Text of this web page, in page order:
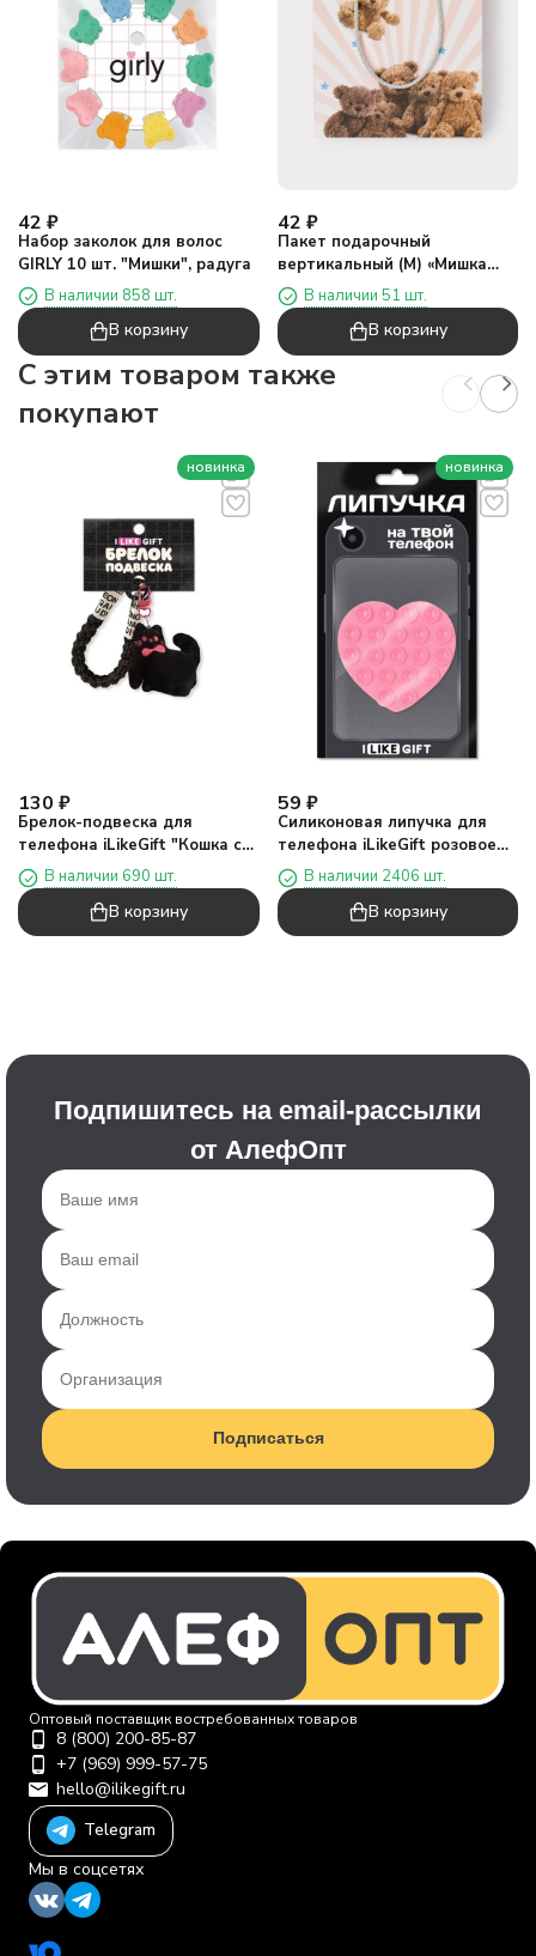
42 ₽
Набор заколок для волос
GIRLY 10 шт. "Мишки", радуга
В наличии 858 шт.
В корзину
42 ₽
Пакет подарочный
вертикальный (М) «Мишка
день первый», микс
(19,5*24,5*9,5)
В наличии 51 шт.
В корзину
C этим товаром также
покупают
новинка
130 ₽
Брелок-подвеска для
телефона iLikeGift "Кошка с
бантом", 17 х 6 см
В наличии 690 шт.
В корзину
новинка
59 ₽
Силиконовая липучка для
телефона iLikeGift розовое
сердце (7,2 х 6,8 см)
В наличии 2406 шт.
В корзину
Подпишитесь на email-рассылки
от АлефОпт
Подписаться
Оптовый поставщик востребованных товаров
8 (800) 200-85-87
+7 (969) 999-57-75
hello@ilikegift.ru
Telegram
Мы в соцсетях